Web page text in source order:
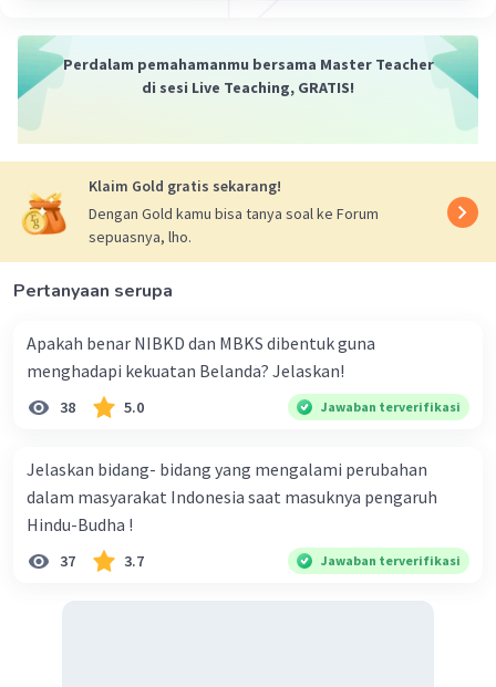
penelitian yang akan digunakan, yaitu
bersejarah, dan kesaksian orang-orang
yang hidup pada masa lalu.
Membuat pertanyaan penelitian
penelitian akan membantu peneliti dalam
membuat pertanyaan penelitian, yaitu
pertanyaan yang akan dijawab oleh
penelitian.
Dalam menentukan topik penelitian sejarah,
peneliti harus mempertimbangkan beberapa
faktor berikut:
memastikan bahwa sumber-sumber yang
diperlukan untuk penelitian tersedia.
Ketersediaan waktu dan dana
harus mempertimbangkan waktu dan dana
yang tersedia untuk melakukan penelitian.
Perdalam pemahamanmu bersama Master Teacher
di sesi Live Teaching, GRATIS!
Klaim Gold gratis sekarang!
Dengan Gold kamu bisa tanya soal ke Forum
sepuasnya, lho.
Pertanyaan serupa
Apakah benar NIBKD dan MBKS dibentuk guna
menghadapi kekuatan Belanda? Jelaskan!
38 5.0 Jawaban terverifikasi
Jelaskan bidang- bidang yang mengalami perubahan
dalam masyarakat Indonesia saat masuknya pengaruh
Hindu-Budha !
37 3.7 Jawaban terverifikasi